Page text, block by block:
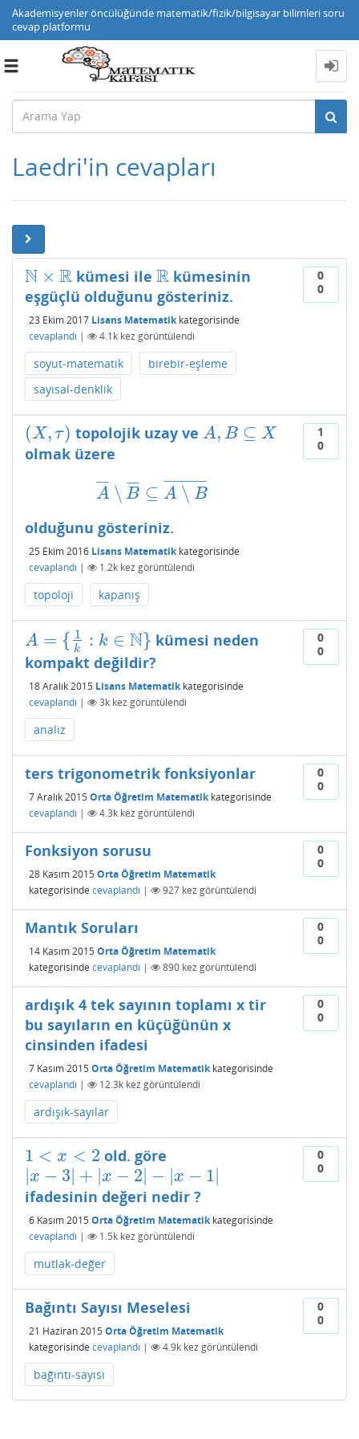
Akademisyenler öncülüğünde matematik/fizik/bilgisayar bilimleri soru
cevap platformu
Toggle
Laedri'in cevapları
0
0
N × R
N× R kümesi ile R
R kümesinin
eşgüçlü olduğunu gösteriniz.
23 Ekim 2017 Lisans Matematikkategorisinde
cevaplandı | 4.1k kez görüntülendi
soyut-matematik
birebir-eşleme
sayısal-denklik
1
0
(X, τ)
(X,τ) topolojik uzay veA, B ⊆ X
A,B⊆X
olmak üzere
A
¯¯
¯¯ ∖ B
¯¯
¯¯ ⊆ A ∖ B
¯ ¯
¯¯¯¯¯¯¯¯¯¯
A¯ ∖B ¯⊆ A∖ B ¯
olduğunu gösteriniz.
25 Ekim 2016 Lisans Matematikkategorisinde
cevaplandı | 1.2k kez görüntülendi
topoloji kapanış
0
0
A = { 1
k : k ∈ N}
A= {1k :k∈ N }
kümesi neden
kompakt değildir?
18 Aralık 2015 Lisans Matematikkategorisinde
cevaplandı | 3k kez görüntülendi
analiz
0
0
ters trigonometrik fonksiyonlar
7 Aralık 2015 Orta Öğretim Matematikkategorisinde
cevaplandı | 4.3k kez görüntülendi
0
0
Fonksiyon sorusu
28 Kasım 2015 Orta Öğretim Matematik
kategorisinde cevaplandı | 927 kez görüntülendi
0
0
Mantık Soruları
14 Kasım 2015 Orta Öğretim Matematik
kategorisinde cevaplandı | 890 kez görüntülendi
0
0
ardışık 4 tek sayının toplamı x tir
bu sayıların en küçüğünün x
cinsinden ifadesi
7 Kasım 2015 Orta Öğretim Matematikkategorisinde
cevaplandı | 12.3k kez görüntülendi
ardışık-sayılar
0
0
1 < x < 2
1 <x< 2 old. göre
x − 3| + x − 2 − x − 1
|x −3|+ x− 2| −|x − |
ifadesinin değeri nedir ?
6 Kasım 2015 Orta Öğretim Matematikkategorisinde
cevaplandı | 1.5k kez görüntülendi
mutlak-değer
0
0
Bağıntı Sayısı Meselesi
21 Haziran 2015 Orta Öğretim Matematik
kategorisinde cevaplandı | 4.9k kez görüntülendi
bağıntı-sayısı